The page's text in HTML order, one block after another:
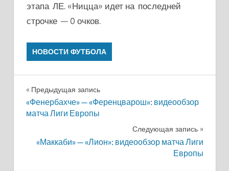
этапа ЛЕ. «Ницца» идет на последней
строчке — 0 очков.
НОВОСТИ ФУТБОЛА
Навигация
по
Предыдущая запись
«Фенербахче» — «Ференцварош»: видеообзор
матча Лиги Европы
Следующая запись
«Маккаби» — «Лион»: видеообзор матча Лиги
Европы